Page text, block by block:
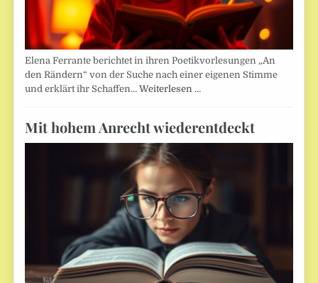
Elena Ferrante berichtet in ihren Poetikvorlesungen „An
den Rändern“ von der Suche nach einer eigenen Stimme
und erklärt ihr Schaffen…Weiterlesen …
Mit hohem Anrecht wiederentdeckt